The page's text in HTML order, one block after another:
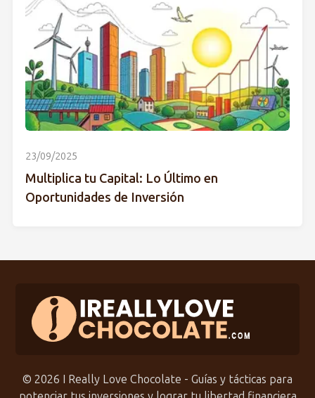
23/09/2025
Multiplica tu Capital: Lo Último en
Oportunidades de Inversión
© 2026 I Really Love Chocolate - Guías y tácticas para